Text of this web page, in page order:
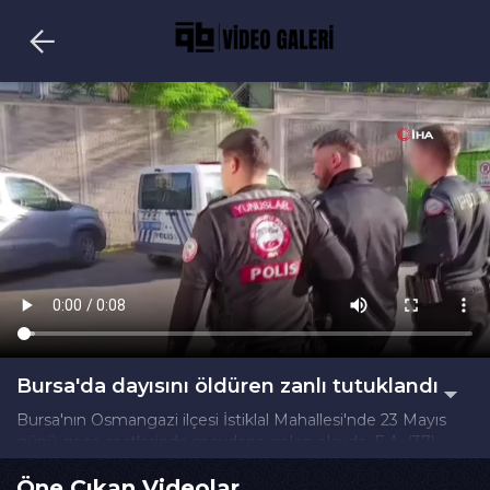
Bursa'da dayısını öldüren zanlı tutuklandı
Bursa'nın Osmangazi ilçesi İstiklal Mahallesi'nde 23 Mayıs
günü gece saatlerinde meydana gelen olayda, E.A. (37)
isimli şahsın dayısı C.T. (58) ile henüz bilinmeyen bir nedenle
tartıştığı, tartışmanın kısa sürede kavgaya dönüştüğü